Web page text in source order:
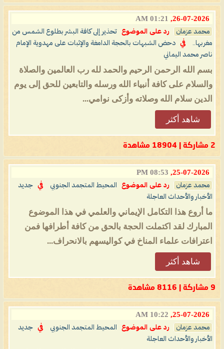
26-07-2026,
01:21 AM
محمد عزمان رد على الموضوع
تحذير إلى كافة البشر بطلوع الشمس من
مغربها..
في
دحض الشبهات بالحجة الدامغة والإثبات على مهدوية الإمام
ناصر محمد اليماني
بسم الله الرحمن الرحيم والحمد لله رب العالمين والصلاة
والسلام على كافة أنبياء الله ورسله والتابعين للحق إلى يوم
الدين سلام الله وصلاته وأزكى نوامي...
شاهد أكثر
2 مشاركة | 18904 مشاهدة
25-07-2026,
08:53 PM
محمد عزمان رد على الموضوع المحيط المتجمد الجنوبي في
جديد
الأخبار والأحداث العاجلة
ما أروع هذا التكامل الإيماني والعلمي في هذا الموضوع
المبارك لقد اكتملت الحجة بالحق من كافة أطرافها فمن
اعترافات علماء المناخ في كواليسهم بالانحراف...
شاهد أكثر
9 مشاركة | 8116 مشاهدة
25-07-2026,
10:22 AM
محمد عزمان رد على الموضوع المحيط المتجمد الجنوبي في
جديد
الأخبار والأحداث العاجلة